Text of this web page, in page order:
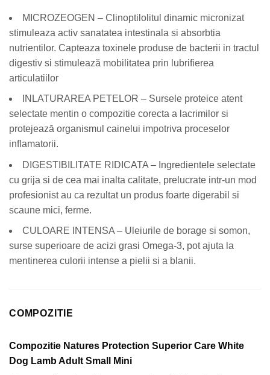
MICROZEOGEN – Clinoptilolitul dinamic micronizat
stimuleaza activ sanatatea intestinala si absorbtia
nutrientilor. Capteaza toxinele produse de bacterii in tractul
digestiv si stimulează mobilitatea prin lubrifierea
articulatiilor
INLATURAREA PETELOR – Sursele proteice atent
selectate mentin o compozitie corecta a lacrimilor si
protejează organismul cainelui impotriva proceselor
inflamatorii.
DIGESTIBILITATE RIDICATA – Ingredientele selectate
cu grija si de cea mai inalta calitate, prelucrate intr-un mod
profesionist au ca rezultat un produs foarte digerabil si
scaune mici, ferme.
CULOARE INTENSA – Uleiurile de borage si somon,
surse superioare de acizi grasi Omega-3, pot ajuta la
mentinerea culorii intense a pielii si a blanii.
COMPOZITIE
Compozitie Natures Protection Superior Care White
Dog Lamb Adult Small Mini